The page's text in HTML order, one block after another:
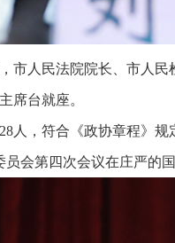
市人民法院院长、市人
席台就座。
人，符合《政协章程》规
会第四次会议在庄严的国